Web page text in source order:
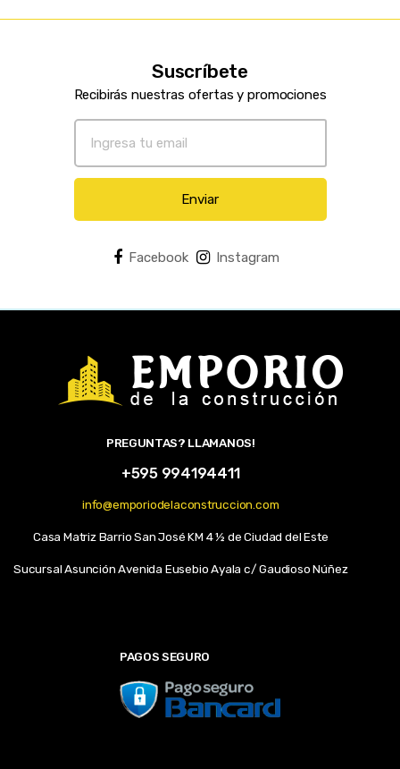
Suscríbete
Recibirás nuestras ofertas y promociones
Enviar
Facebook Instagram
PREGUNTAS? LLAMANOS!
+595 994194411
info@emporiodelaconstruccion.com
Casa Matriz Barrio San José KM 4 ½ de Ciudad del Este
Sucursal Asunción Avenida Eusebio Ayala c/ Gaudioso Núñez
PAGOS SEGURO